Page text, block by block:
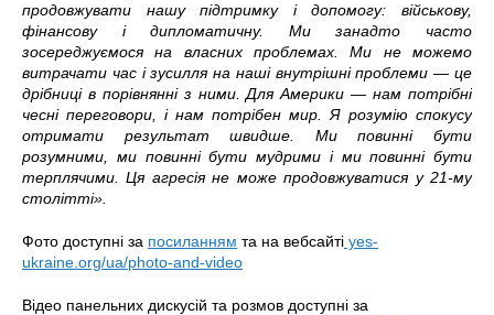
продовжувати нашу підтримку і допомогу: військову,
фінансову і дипломатичну. Ми занадто часто
зосереджуємося на власних проблемах. Ми не можемо
витрачати час і зусилля на наші внутрішні проблеми — це
дрібниці в порівнянні з ними. Для Америки — нам потрібні
чесні переговори, і нам потрібен мир. Я розумію спокусу
отримати результат швидше. Ми повинні бути
розумними, ми повинні бути мудрими і ми повинні бути
терплячими. Ця агресія не може продовжуватися у 21-му
столітті».
Фото доступні за посиланням та на вебсайті yes-
ukraine.org/ua/photo-and-video
Відео панельних дискусій та розмов доступні за